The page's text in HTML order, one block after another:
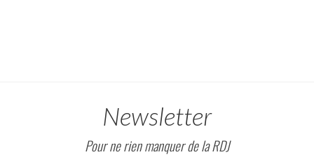
Newsletter
Pour ne rien manquer de la RDJ